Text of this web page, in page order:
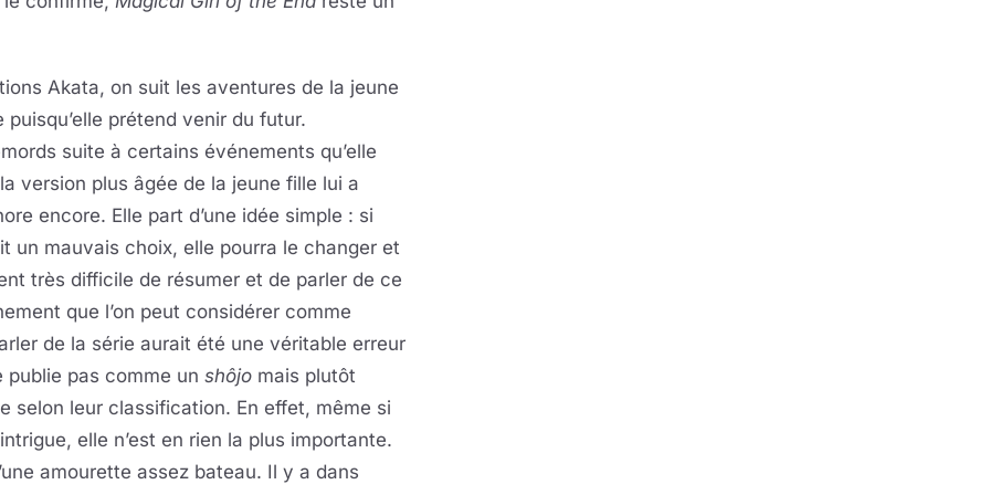
Akata, on suit les aventures de la jeune
prétend venir du futur.
suite à certains événements qu’elle
version plus âgée de la jeune fille lui a
encore. Elle part d’une idée simple : si
un mauvais choix, elle pourra le changer et
très difficile de résumer et de parler de ce
que l’on peut considérer comme
de la série aurait été une véritable erreur
pas comme un shôjo mais plutôt
selon leur classification. En effet, même si
elle n’est en rien la plus importante.
amourette assez bateau. Il y a dans